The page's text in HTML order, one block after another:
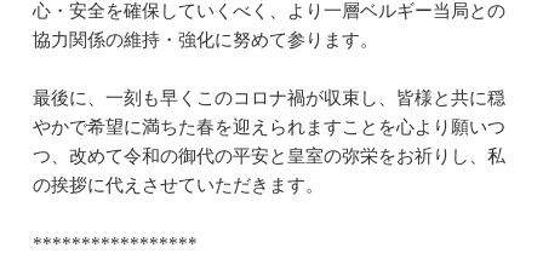
心・安全を確保していくべく、より一層ベルギー当局との
協力関係の維持・強化に努めて参ります。
最後に、一刻も早くこのコロナ禍が収束し、皆様と共に穏
やかで希望に満ちた春を迎えられますことを心より願いつ
つ、改めて令和の御代の平安と皇室の弥栄をお祈りし、私
の挨拶に代えさせていただきます。
*****************